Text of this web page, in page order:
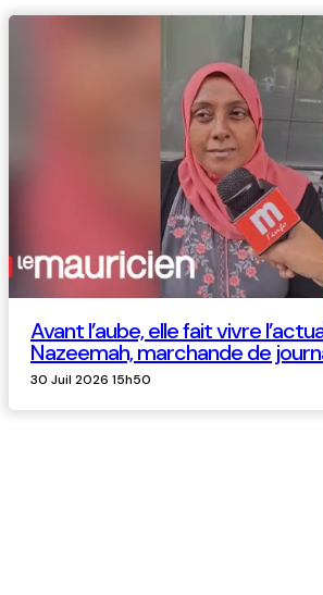
Avant l’aube, elle fait vivre
Nazeemah, marchande de
30 Juil 2026 15h50